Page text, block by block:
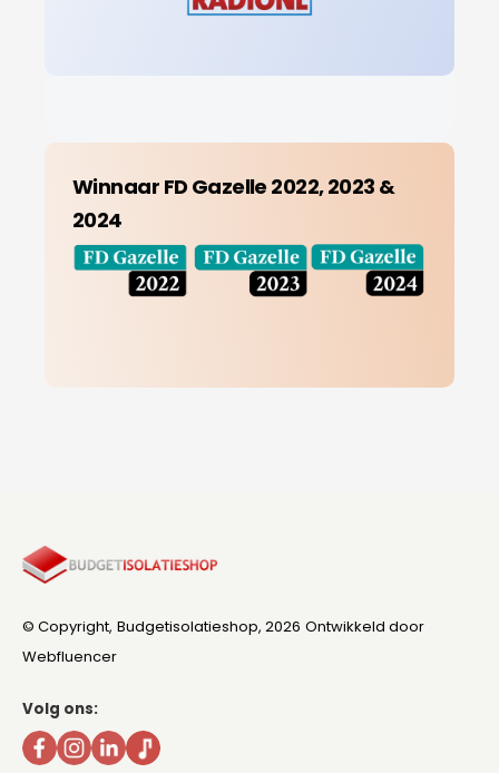
Winnaar FD Gazelle 2022, 2023 &
2024
© Copyright, Budgetisolatieshop, 2026 Ontwikkeld door
Webfluencer
Volg ons: